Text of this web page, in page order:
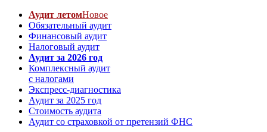
Аудит летомНовое
Обязательный аудит
Финансовый аудит
Налоговый аудит
Аудит за 2026 год
Комплексный аудит
с налогами
Экспресс-диагностика
Аудит за 2025 год
Стоимость аудита
Аудит со страховкой от претензий ФНС